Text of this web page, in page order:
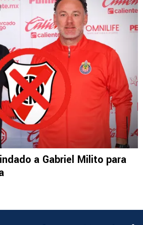
a Gabriel Milito para